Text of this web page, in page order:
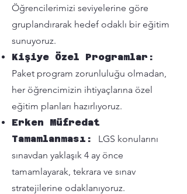
Öğrencilerimizi seviyelerine göre
gruplandırarak hedef odaklı bir eğitim
sunuyoruz.
Kişiye Özel Programlar:
Paket program zorunluluğu olmadan,
her öğrencimizin ihtiyaçlarına özel
eğitim planları hazırlıyoruz.
Erken Müfredat
Tamamlanması: LGS konularını
sınavdan yaklaşık 4 ay önce
tamamlayarak, tekrara ve sınav
stratejilerine odaklanıyoruz.